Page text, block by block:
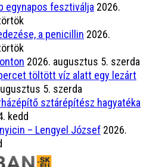
egynapos fesztiválja 2026.
a penicillin 2026.
2026. augusztus 5. szerda
töltött víz alatt egy lezárt
5. szerda
sztárépítész hagyatéka
kedd
– Lengyel József 2026.